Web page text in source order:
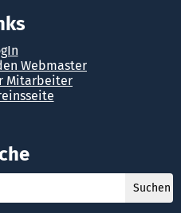
Webmaster
Mitarbeiter